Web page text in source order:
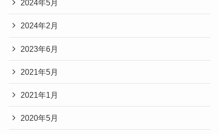
2024年5月
2024年2月
2023年6月
2021年5月
2021年1月
2020年5月